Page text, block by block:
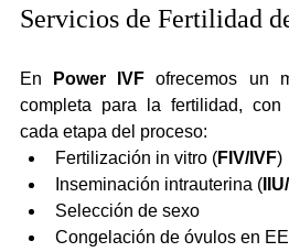
Servicios de Fertilidad
En Power IVF ofrecemos un
completa para la fertilidad, con
cada etapa del proceso:
Fertilización in vitro (FIV/IVF)
Inseminación intrauterina (
Selección de sexo
Congelación de óvulos en